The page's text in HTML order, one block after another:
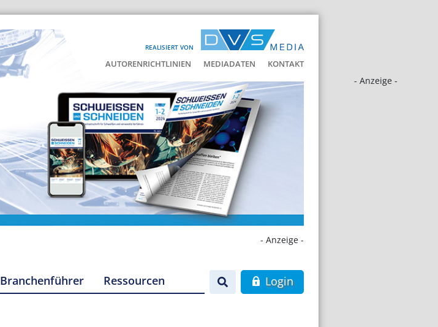
REALISIERT VON
AUTORENRICHTLINIEN MEDIADATEN KONTAKT
- Anzeige -
- Anzeige -
Branchenführer Ressourcen Login